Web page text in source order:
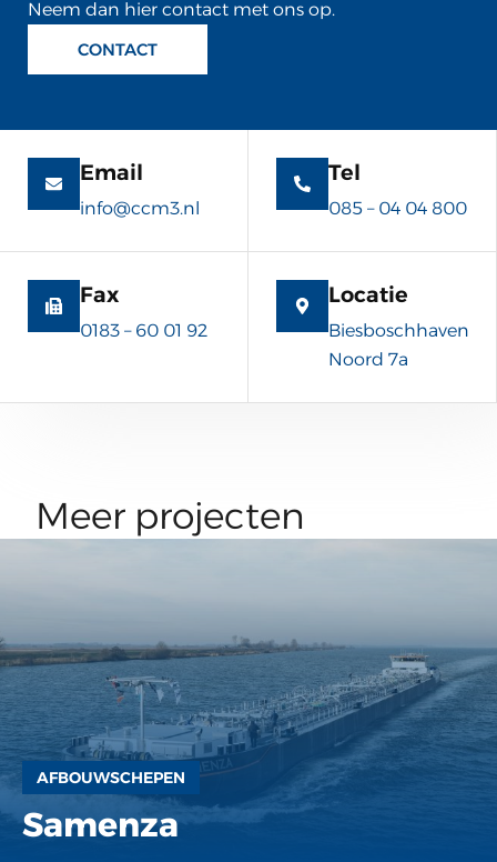
Neem dan hier contact met ons op.
CONTACT
Email
info@ccm3.nl
Tel
085 – 04 04 800
Fax
0183 – 60 01 92
Locatie
Biesboschhaven
Noord 7a
Meer projecten
AFBOUWSCHEPEN
Samenza